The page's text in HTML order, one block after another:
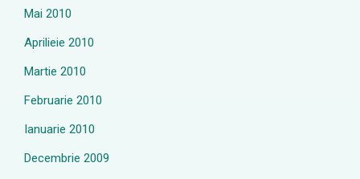
Mai 2010
Aprilieie 2010
Martie 2010
Februarie 2010
Ianuarie 2010
Decembrie 2009